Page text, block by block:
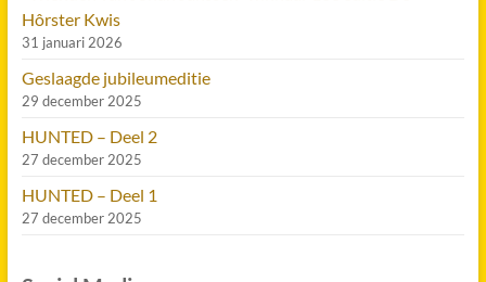
Hôrster Kwis
31 januari 2026
Geslaagde jubileumeditie
29 december 2025
HUNTED – Deel 2
27 december 2025
HUNTED – Deel 1
27 december 2025